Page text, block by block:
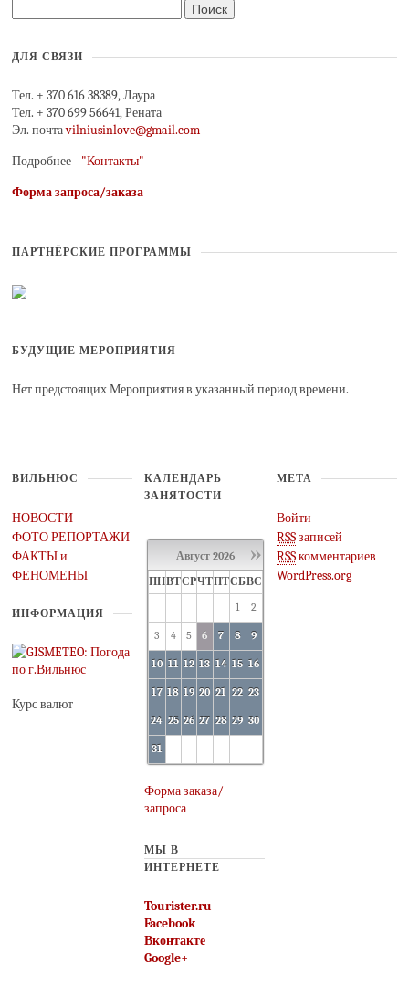
ДЛЯ СВЯЗИ
Тел. + 370 616 38389, Лаура
Тел. + 370 699 56641, Рената
Эл. почтаvilniusinlove@gmail.com
Подробнее - "Контакты"
Форма запроса/заказа
ПАРТНЁРСКИЕ ПРОГРАММЫ
БУДУЩИЕ МЕРОПРИЯТИЯ
Нет предстоящих Мероприятия в указанный период времени.
ВИЛЬНЮС
НОВОСТИ
ФОТО РЕПОРТАЖИ
ФАКТЫ и
ФЕНОМЕНЫ
ИНФОРМАЦИЯ
Курс валют
КАЛЕНДАРЬ
ЗАНЯТОСТИ
»
Август 2026
ПНВТСРЧТПТСБВС
1
2
3 4 5 6 7 8 9
10 11 12 13 14 15 16
17 18 19 20 21 22 23
24 25 26 27 28 29 30
31
Форма заказа/
запроса
МЫ В
ИНТЕРНЕТЕ
Tourister.ru
Facebook
Вконтакте
Google+
МЕТА
Войти
RSSзаписей
RSSкомментариев
WordPress.org